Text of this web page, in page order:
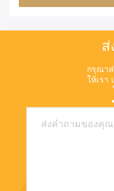
ENF ขนาด 22 มม.
ส่
กรุณา
ให้เรา